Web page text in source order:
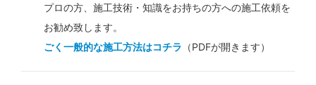
プロの方、施工技術・知識をお持ちの方への施工依頼を
お勧め致します。
ごく一般的な施工方法はコチラ （PDFが開きます）